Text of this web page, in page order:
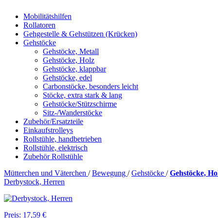
Mobilitätshilfen
Rollatoren
Gehgestelle & Gehstützen (Krücken)
Gehstöcke
Gehstöcke, Metall
Gehstöcke, Holz
Gehstöcke, klappbar
Gehstöcke, edel
Carbonstöcke, besonders leicht
Stöcke, extra stark & lang
Gehstöcke/Stützschirme
Sitz-/Wanderstöcke
Zubehör/Ersatzteile
Einkaufstrolleys
Rollstühle, handbetrieben
Rollstühle, elektrisch
Zubehör Rollstühle
Mütterchen und Väterchen / Bewegung / Gehstöcke / Gehstöcke,
Derbystock, Herren
Preis: 17,59 €